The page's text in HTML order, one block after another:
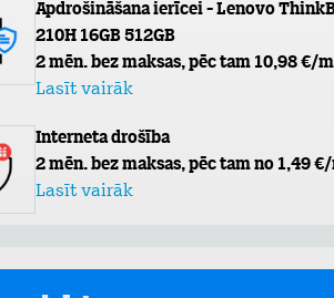
Apdrošināšana ierīcei - Lenovo
210H 16GB 512GB
2 mēn. bez maksas, pēc tam 10,98 €/
Lasīt vairāk
Interneta drošība
2 mēn. bez maksas, pēc tam no 1,49
Lasīt vairāk